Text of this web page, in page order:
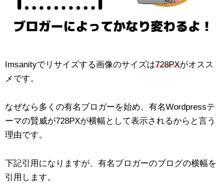
Imsanityでリサイズする画像のサイズは728PXがオスス
メです。
なぜなら多くの有名ブロガーを始め、有名Wordpressテ
ーマの賢威が728PXが横幅として表示されるからと言う
理由です。
下記引用になりますが、有名ブロガーのブログの横幅を
引用します。